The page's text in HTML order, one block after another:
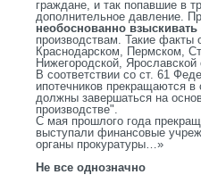
граждане, и так попавшие в
дополнительное давление.
необоснованно взыскивать
производствам. Такие факты
Краснодарском, Пермском,
Нижегородской,
В соответствии со ст. 61
ипотечников прекращаются в
должны завершаться на
производстве".
С мая прошлого года
выступали финансовые
органы прокуратуры…»
Не все однозначно